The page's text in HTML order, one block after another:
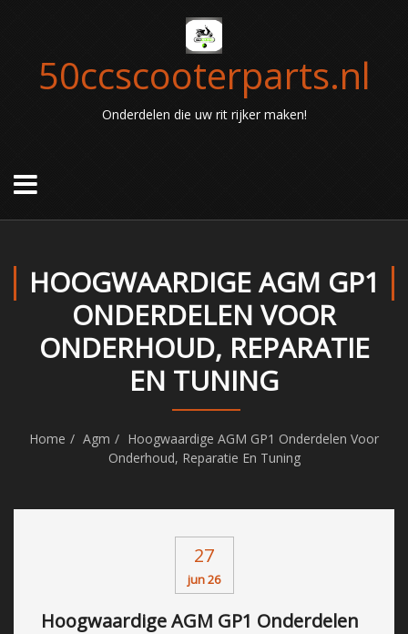
50ccscooterparts.nl
Onderdelen die uw rit rijker maken!
HOOGWAARDIGE AGM GP1
ONDERDELEN VOOR
ONDERHOUD, REPARATIE
EN TUNING
Home Agm
Hoogwaardige AGM GP1 Onderdelen Voor
Onderhoud, Reparatie En Tuning
27
jun 26
Hoogwaardige AGM GP1 Onderdelen